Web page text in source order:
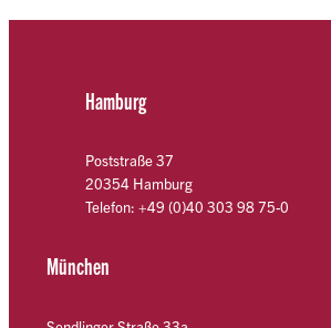
Hamburg
Poststraße 37
20354 Hamburg
Telefon: +49 (0)40 303 98 75-0
München